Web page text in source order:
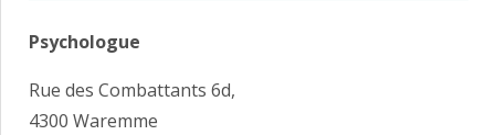
Psychologue
Rue des Combattants 6d,
4300 Waremme